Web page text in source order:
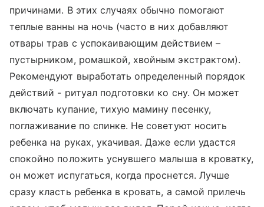
причинами. В этих случаях обычно помогают
теплые ванны на ночь (часто в них добавляют
отвары трав с успокаивающим действием –
пустырником, ромашкой, хвойным экстрактом).
Рекомендуют выработать определенный порядок
действий - ритуал подготовки ко сну. Он может
включать купание, тихую мамину песенку,
поглаживание по спинке. Не советуют носить
ребенка на руках, укачивая. Даже если удастся
спокойно положить уснувшего малыша в кроватку,
он может испугаться, когда проснется. Лучше
сразу класть ребенка в кровать, а самой прилечь